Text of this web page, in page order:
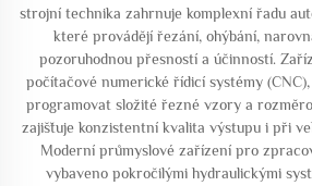
strojní technika zahrnuje komplexní řadu
které provádějí řezání, ohýbání,
pozoruhodnou přesností a účinností.
počítačové numerické řídicí systémy
programovat složité řezné vzory a
zajišťuje konzistentní kvalita výstupu i při
Moderní průmyslové zařízení pro
vybaveno pokročilými hydraulickými